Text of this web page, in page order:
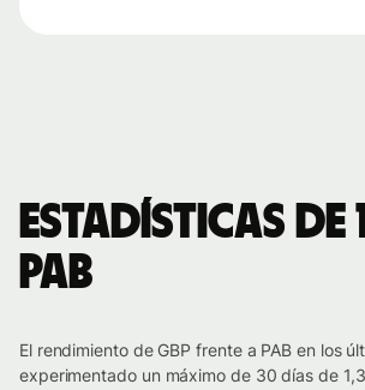
Estadísticas de
PAB
El rendimiento de GBP frente a PAB en los
experimentado un máximo de 30 días de